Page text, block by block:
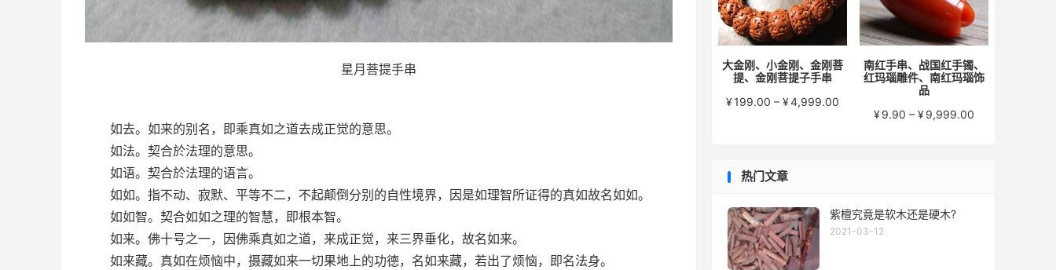
星月菩提手串
如去。如来的别名，即乘真如之道去成正觉的意思。
如法。契合於法理的意思。
如语。契合於法理的语言。
如如。指不动、寂默、平等不二，不起颠倒分别的自性境界，因是如理智所证得的真如故名如如。
如如智。契合如如之理的智慧，即根本智。
如来。佛十号之一，因佛乘真如之道，来成正觉，来三界垂化，故名如来。
如来藏。真如在烦恼中，摄藏如来一切果地上的功德，名如来藏，若出了烦恼，即名法身。
大金刚、小金刚、金刚菩
提、金刚菩提子手串
¥199.00 – ¥4,999.00
南红手串、战国红手镯、
红玛瑙雕件、南红玛瑙饰
品
¥9.90 – ¥9,999.00
热门文章
紫檀究竟是软木还是硬木?
2021-03-12